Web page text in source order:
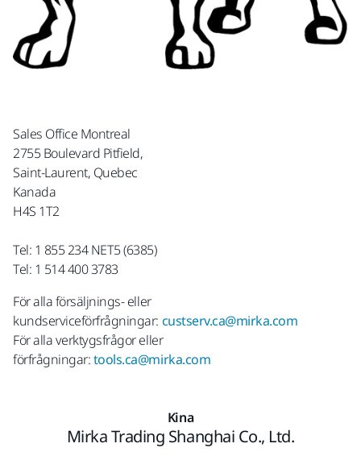
Sales Office Montreal
2755 Boulevard Pitfield,
Saint-Laurent, Quebec
Kanada
H4S 1T2
Tel: 1 855 234 NET5 (6385)
Tel: 1 514 400 3783
För alla försäljnings- eller
kundserviceförfrågningar: custserv.ca@mirka.com
För alla verktygsfrågor eller
förfrågningar:tools.ca@mirka.com
Kina
Mirka Trading Shanghai Co., Ltd.